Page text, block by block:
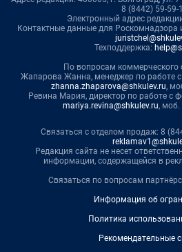
8 (8442) 59-59-
Электронный адрес
Контактные данные для Роскомнадзора
Техподдержка:
По вопросам коммерческого
Жапарова Жанна, менеджер по работе
zhanna.zhaparova@shkulev.ru,
Ревина Мария, директор по работе с
mariya.revina@shkulev.ru, моб.
Связаться с отделом продаж: 8
Редакция сайта не несет
информации, содержащейся в
Связаться по вопросам
Информация об
Политика
Рекомендательные